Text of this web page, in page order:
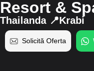
Resort &
Thailanda 📍Krabi
Solicită Oferta